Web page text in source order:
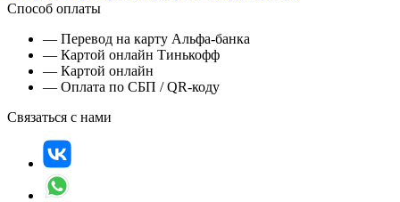
Способ оплаты
— Перевод на карту Альфа-банка
— Картой онлайн Тинькофф
— Картой онлайн
— Оплата по СБП / QR-коду
Связаться с нами